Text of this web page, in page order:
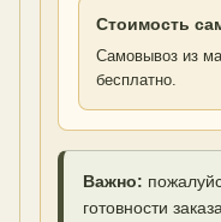
Стоимость
Самовывоз из
бесплатно.
Важно:
готовности